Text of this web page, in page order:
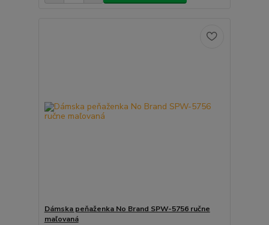
Dámska peňaženka No Brand SPW-5756 ručne
maľovaná